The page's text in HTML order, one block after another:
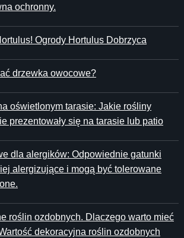
ochronny.
Ogrody Hortulus Dobrzyca
drzewka owocowe?
oświetlonym tarasie: Jakie rośliny
prezentowały się na tarasie lub patio
dla alergików: Odpowiednie gatunki
alergizujące i mogą być tolerowane
roślin ozdobnych. Dlaczego warto mieć
dekoracyjna roślin ozdobnych